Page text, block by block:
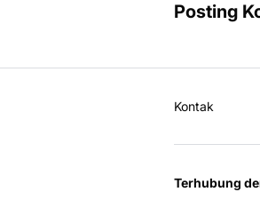
Posting
Kontak
Terhubung